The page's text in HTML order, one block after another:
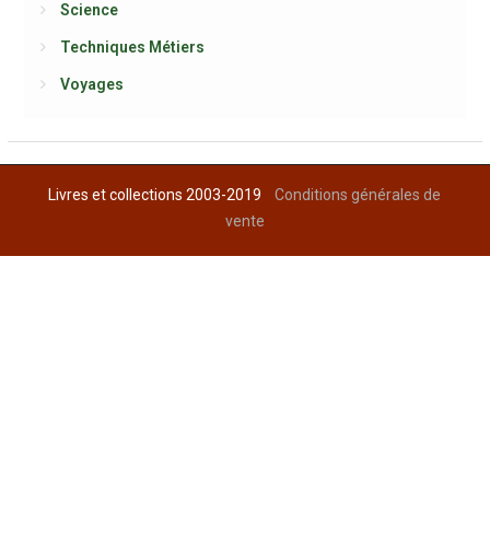
Science
Techniques Métiers
Voyages
Livres et collections 2003-2019Conditions générales de
vente